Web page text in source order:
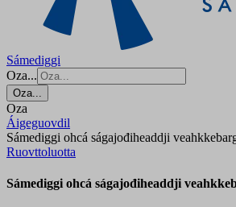
Sámediggi
Oza...
Oza...
Oza
Áigeguovdil
Sámediggi ohcá ságajođiheaddji
Ruovttoluotta
Sámediggi ohcá ságajođiheaddji